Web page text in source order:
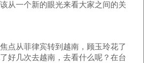
从一个新的眼光来看大家之间的关
点从菲律宾转到越南，顾玉玲花了
好几次去越南，去看什么呢？在台